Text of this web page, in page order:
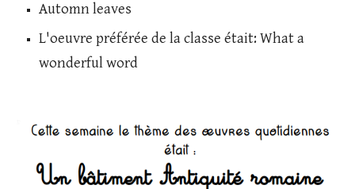
Automn leaves
L'oeuvre préférée de la classe était: What a
wonderful word